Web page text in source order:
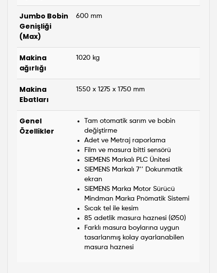
Jumbo Bobin
Genişliği
(Max)
600 mm
Makina
ağırlığı
1020 kg
Makina
Ebatları
1550 x 1275 x 1750 mm
Genel
Özellikler
Tam otomatik sarım ve bobin
değiştirme
Adet ve Metraj raporlama
Film ve masura bitti sensörü
SIEMENS Markalı PLC Ünitesi
SIEMENS Markalı 7’’ Dokunmatik
ekran
SIEMENS Marka Motor Sürücü
Mindman Marka Pnömatik Sistemi
Sıcak tel ile kesim
85 adetlik masura haznesi (Ø50)
Farklı masura boylarına uygun
tasarlanmış kolay ayarlanabilen
masura haznesi